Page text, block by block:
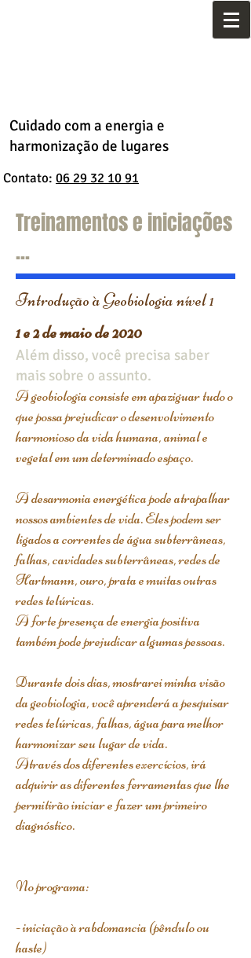
Cuidado com a energia e
harmonização de lugares
Contato: 06 29 32 10 91
Treinamentos e iniciações
...
Introdução à Geobiologia nível 1
1 e 2 de maio de 2020
Além disso, você precisa saber
mais sobre o assunto.
A geobiologia consiste em apaziguar tudo o
que possa prejudicar o desenvolvimento
harmonioso da vida humana, animal e
vegetal em um determinado espaço.
A desarmonia energética pode atrapalhar
nossos ambientes de vida. Eles podem ser
ligados a correntes de água subterrâneas,
falhas, cavidades subterrâneas, redes de
Hartmann, ouro, prata e muitas outras
redes telúricas.
A forte presença de energia positiva
também pode prejudicar algumas pessoas.
Durante dois dias, mostrarei minha visão
da geobiologia, você aprenderá a pesquisar
redes telúricas, falhas, água para melhor
harmonizar seu lugar de vida.
Através dos diferentes exercícios, irá
adquirir as diferentes ferramentas que lhe
permitirão iniciar e fazer um primeiro
diagnóstico.
No programa:
- iniciação à rabdomancia (pêndulo ou
haste)